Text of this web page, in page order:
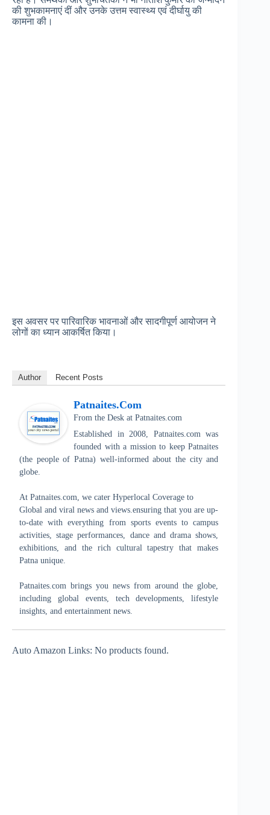
की शुभकामनाएं दीं और उनके उत्तम स्वास्थ्य एवं दीर्घायु की
कामना की।
इस अवसर पर पारिवारिक भावनाओं और सादगीपूर्ण आयोजन ने
लोगों का ध्यान आकर्षित किया।
Author Recent Posts
Patnaites.com
From the Desk at Patnaites.com
Established in 2008, Patnaites.com was
founded with a mission to keep Patnaites
(the people of Patna) well-informed about the city and
globe.
At Patnaites.com, we cater Hyperlocal Coverage to
Global and viral news and views.ensuring that you are up-
to-date with everything from sports events to campus
activities, stage performances, dance and drama shows,
exhibitions, and the rich cultural tapestry that makes
Patna unique.
Patnaites.com brings you news from around the globe,
including global events, tech developments, lifestyle
insights, and entertainment news.
Auto Amazon Links: No products found.